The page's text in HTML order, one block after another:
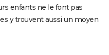
suite risque-t-elle de
?
Marvel s'offre une
enfants ne le font pas
y trouvent aussi un moyen